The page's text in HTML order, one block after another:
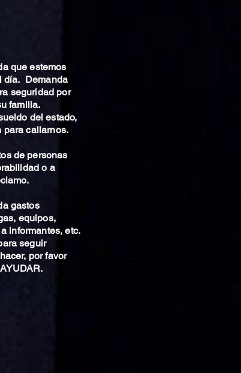
que estemos
día. Demanda
seguridad por
familia.
del estado,
para callarnos.
de personas
o a
gastos
equipos,
informantes, etc.
seguir
por favor